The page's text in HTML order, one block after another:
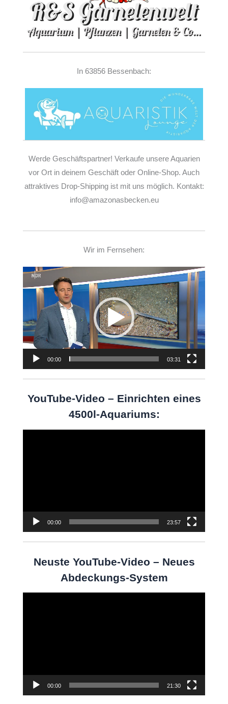
In 63856 Bessenbach:
Werde Geschäftspartner! Verkaufe unsere Aquarien
vor Ort in deinem Geschäft oder Online-Shop. Auch
attraktives Drop-Shipping ist mit uns möglich. Kontakt:
info@amazonasbecken.eu
Wir im Fernsehen:
Player
00:00 03:31
YouTube-Video – Einrichten eines
4500l-Aquariums:
00:00 23:57
Neuste YouTube-Video – Neues
Abdeckungs-System
00:00 21:30